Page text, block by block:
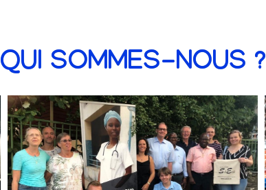
QUI SOMMES-NOUS ?